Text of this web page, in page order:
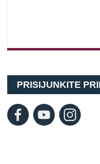
PRISIJUNKITE